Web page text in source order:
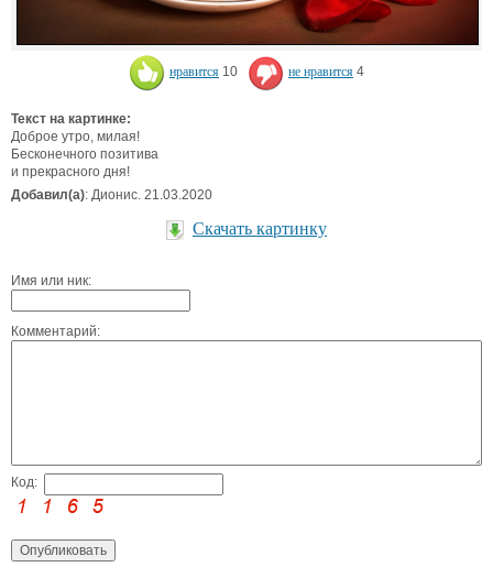
нравится 10 не нравится 4
Текст на картинке:
Доброе утро, милая!
Бесконечного позитива
и прекрасного дня!
Добавил(а): Дионис. 21.03.2020
Скачать картинку
Имя или ник:
Комментарий:
Код: